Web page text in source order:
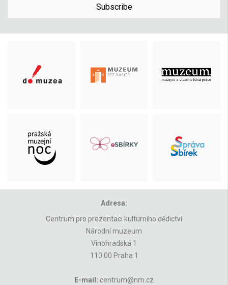
Subscribe
Adresa:
Centrum pro prezentaci kulturního dědictví
Národní muzeum
Vinohradská 1
110 00 Praha 1
E-mail: centrum@nm.cz